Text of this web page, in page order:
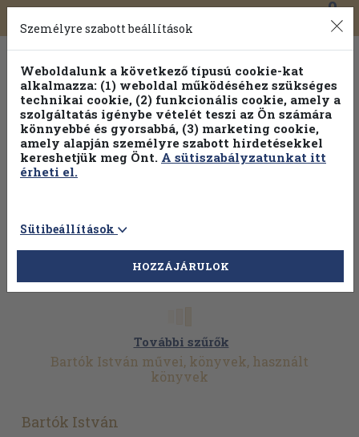
Toggle
navigation
0
További szűrők
Bartók István művei, könyvek, használt
könyvek
Bartók István
Személyre szabott beállítások
Weboldalunk a következő típusú cookie-kat
alkalmazza: (1) weboldal működéséhez szükséges
technikai cookie, (2) funkcionális cookie, amely a
szolgáltatás igénybe vételét teszi az Ön számára
könnyebbé és gyorsabbá, (3) marketing cookie,
amely alapján személyre szabott hirdetésekkel
kereshetjük meg Önt. A sütiszabályzatunkat itt
érheti el.
Sütibeállítások
HOZZÁJÁRULOK